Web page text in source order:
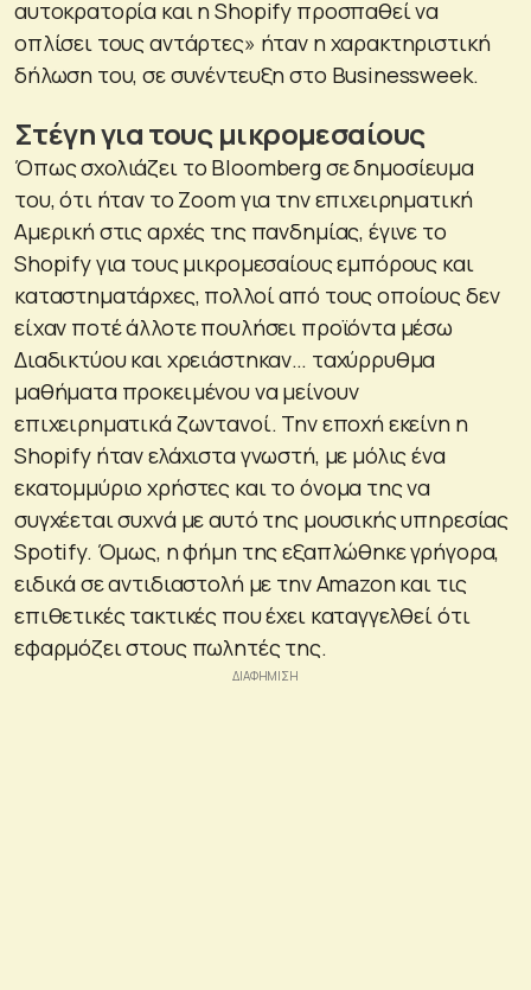
αυτοκρατορία και η Shopify προσπαθεί να
οπλίσει τους αντάρτες» ήταν η χαρακτηριστική
δήλωση του, σε συνέντευξη στο Businessweek.
Στέγη για τους μικρομεσαίους
Όπως σχολιάζει το Bloomberg σε δημοσίευμα
του, ότι ήταν το Zoom για την επιχειρηματική
Αμερική στις αρχές της πανδημίας, έγινε το
Shopify για τους μικρομεσαίους εμπόρους και
καταστηματάρχες, πολλοί από τους οποίους δεν
είχαν ποτέ άλλοτε πουλήσει προϊόντα μέσω
Διαδικτύου και χρειάστηκαν… ταχύρρυθμα
μαθήματα προκειμένου να μείνουν
επιχειρηματικά ζωντανοί. Την εποχή εκείνη η
Shopify ήταν ελάχιστα γνωστή, με μόλις ένα
εκατομμύριο χρήστες και το όνομα της να
συγχέεται συχνά με αυτό της μουσικής υπηρεσίας
Spotify. Όμως, η φήμη της εξαπλώθηκε γρήγορα,
ειδικά σε αντιδιαστολή με την Amazon και τις
επιθετικές τακτικές που έχει καταγγελθεί ότι
εφαρμόζει στους πωλητές της.